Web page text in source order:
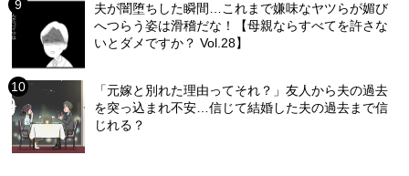
夫が闇堕ちした瞬間…これまで嫌味なヤツらが媚び
へつらう姿は滑稽だな！【母親ならすべてを許さな
いとダメですか？ Vol.28】
「元嫁と別れた理由ってそれ？」友人から夫の過去
を突っ込まれ不安…信じて結婚した夫の過去まで信
じれる？